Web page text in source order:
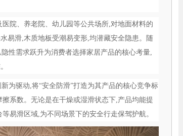
院、养老院、幼儿园等公共场所,对地面材料的
易滑,木质地板受潮易变形,均潜藏安全隐患。随
性需求跃升为消费者选择家居产品的核心考量,
为驱动,将“安全防滑”打造为其产品的核心竞争标
系数。无论是在干燥或湿滑状态下,产品均能提
易滑区域,为不同场景下的安全行走保驾护航。